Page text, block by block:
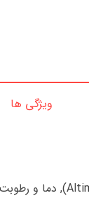
ویژگی ها